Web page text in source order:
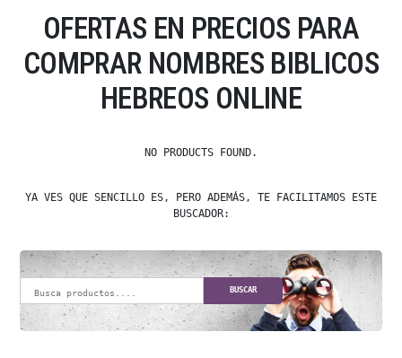
OFERTAS EN PRECIOS PARA
COMPRAR NOMBRES BIBLICOS
HEBREOS ONLINE
NO PRODUCTS FOUND.
YA VES QUE SENCILLO ES, PERO ADEMÁS, TE FACILITAMOS ESTE
BUSCADOR:
BUSCAR